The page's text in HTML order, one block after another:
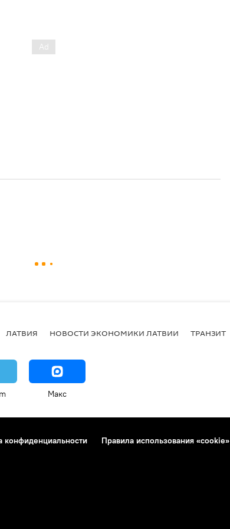
ЛАТВИЯ НОВОСТИ ЭКОНОМИКИ ЛАТВИИ ТРАНЗИТ
Макс
конфиденциальности Правила использования «cookie»